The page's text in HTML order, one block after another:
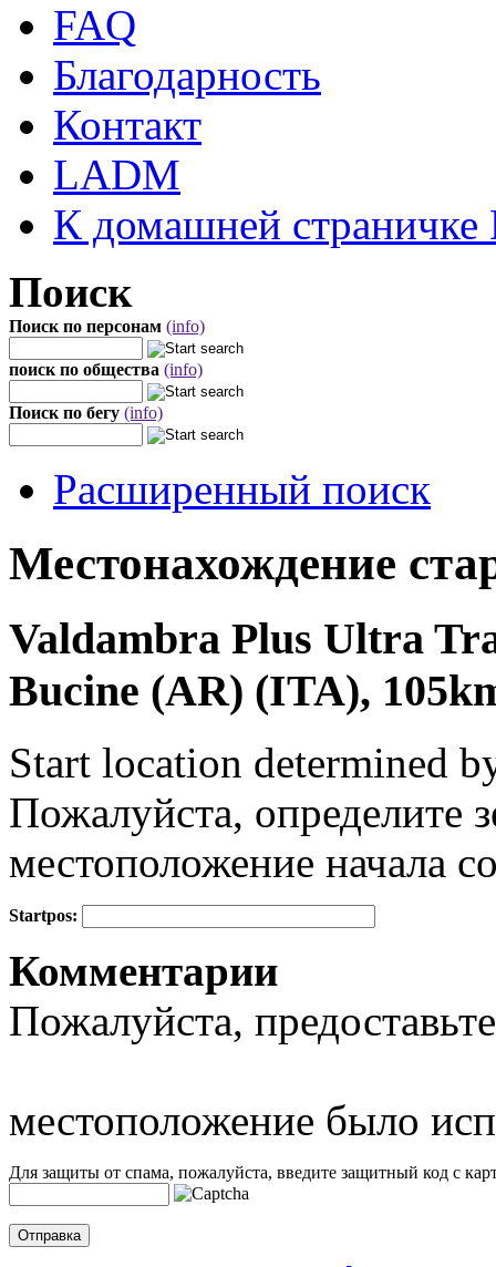
FAQ
Благодарность
Контакт
LADM
К домашней страничке
Поиск
Поиск по персонам (info)
поиск по общества (info)
Поиск по бегу (info)
Расширенный поиск
Местонахождение
Valdambra Plus Ultra
Bucine (AR) (ITA),
Start location determined
Пожалуйста, определите
местоположение начала
−
Startpos:
Комментарии
Пожалуйста,
местоположение было
Для защиты от спама, пожалуйста, введите защитный код с